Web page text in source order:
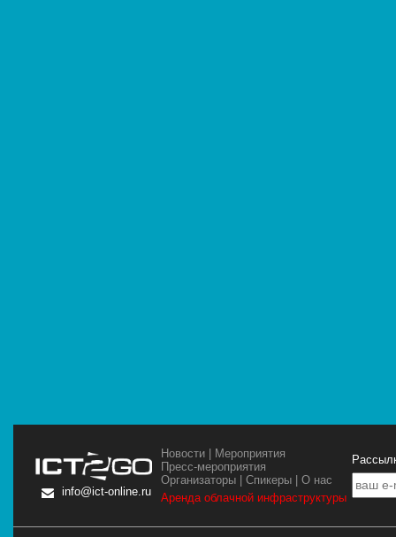
info@ict-online.ru
Новости | Мероприятия
Пресс-мероприятия
Организаторы |Спикеры |О нас
Аренда облачной инфраструктуры